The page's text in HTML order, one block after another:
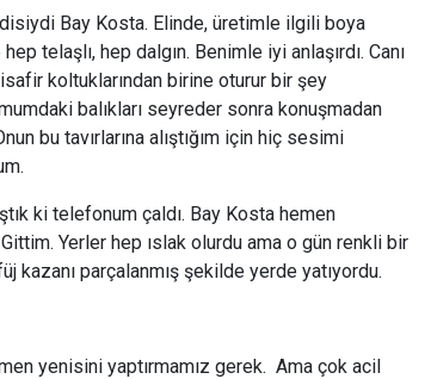
Bay Kosta. Elinde, üretimle ilgili boya
telaşlı, hep dalgın. Benimle iyi anlaşırdı. Canı
koltuklarından birine oturur bir şey
balıkları seyreder sonra konuşmadan
bu tavırlarına alıştığım için hiç sesimi
ki telefonum çaldı. Bay Kosta hemen
Yerler hep ıslak olurdu ama o gün renkli bir
kazanı parçalanmış şekilde yerde yatıyordu.
yenisini yaptırmamız gerek. Ama çok acil